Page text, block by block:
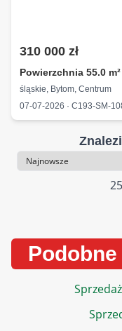
310 000 zł
Powierzchnia 55.0
śląskie, Bytom, Centrum
07-07-2026 · C193-SM-
Sortowanie
25